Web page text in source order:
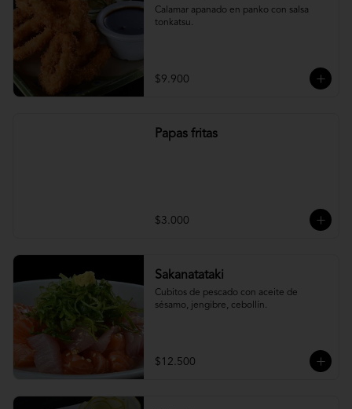
Calamar apanado en panko con salsa
tonkatsu.
$9.900
Papas fritas
$3.000
Sakanatataki
Cubitos de pescado con aceite de
sésamo, jengibre, cebollín.
$12.500